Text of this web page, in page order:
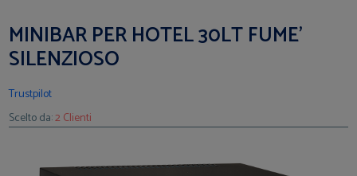
MINIBAR PER HOTEL 30LT FUME'
SILENZIOSO
Trustpilot
Scelto da:2 Clienti